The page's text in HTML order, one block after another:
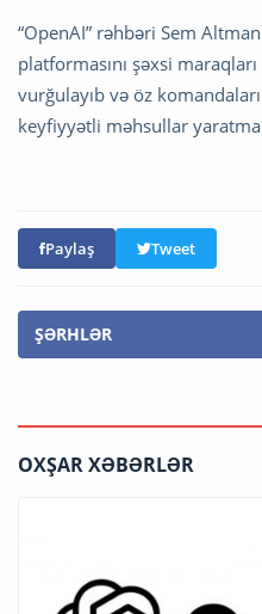
“OpenAI” rəhbəri Sem
platformasını şəxsi
vurğulayıb və öz
keyfiyyətli məhsullar
Paylaş Tweet
ŞƏRHLƏR
OXŞAR XƏBƏRLƏR